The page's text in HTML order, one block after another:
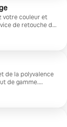
de retouche de
un look
vous en
de la polyvalence
de gamme.
vos cheveux
sont